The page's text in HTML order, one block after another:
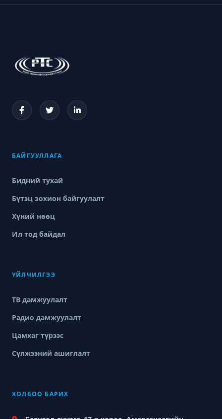
БАЙГУУЛЛАГА
Бидний тухай
Бүтэц зохион байгуулалт
Хүний нөөц
Ил тод байдал
ҮЙЛЧИЛГЭЭ
ТВ дамжуулалт
Радио дамжуулалт
Цамхаг түрээс
Сүлжээний ашиглалт
ХОЛБОО БАРИХ